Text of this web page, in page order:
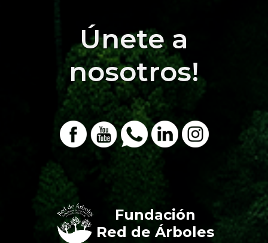
Únete a
nosotros!
Fundación
Red de Árboles